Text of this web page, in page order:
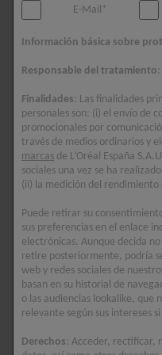
esfuerzo el maquillaje
de Vichy y Arginina,
proteger las
zona del contorno de
Ingredientes clave
ARGININA
Ayuda a
AGUA
El agua
esenciales,
Composición
E-Mail*
Información básica sobre
Responsable del tratamiento
Finalidades: Las finalidades
personales son: (i) el envío de
promocionales por
través de medios ordinarios y
marcas de L’Oréal España
sociales una vez se ha
(ii) la medición del
Puede retirar su
sus preferencias en el enlace
electrónicas. Aunque decida
retire posteriormente, podría
web y redes sociales de
basan en su historial de
o las audiencias lookalike, que
relevante según sus intereses
Derechos: Acceder, rectificar,